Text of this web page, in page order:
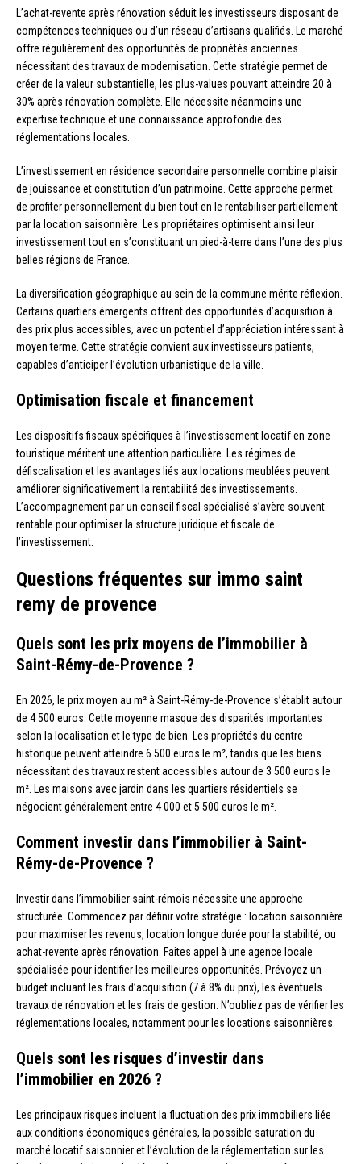
L’achat-revente après rénovation séduit les investisseurs disposant de
compétences techniques ou d’un réseau d’artisans qualifiés. Le marché
offre régulièrement des opportunités de propriétés anciennes
nécessitant des travaux de modernisation. Cette stratégie permet de
créer de la valeur substantielle, les plus-values pouvant atteindre 20 à
30% après rénovation complète. Elle nécessite néanmoins une
expertise technique et une connaissance approfondie des
réglementations locales.
L’investissement en résidence secondaire personnelle combine plaisir
de jouissance et constitution d’un patrimoine. Cette approche permet
de profiter personnellement du bien tout en le rentabiliser partiellement
par la location saisonnière. Les propriétaires optimisent ainsi leur
investissement tout en s’constituant un pied-à-terre dans l’une des plus
belles régions de France.
La diversification géographique au sein de la commune mérite réflexion.
Certains quartiers émergents offrent des opportunités d’acquisition à
des prix plus accessibles, avec un potentiel d’appréciation intéressant à
moyen terme. Cette stratégie convient aux investisseurs patients,
capables d’anticiper l’évolution urbanistique de la ville.
Optimisation fiscale et financement
Les dispositifs fiscaux spécifiques à l’investissement locatif en zone
touristique méritent une attention particulière. Les régimes de
défiscalisation et les avantages liés aux locations meublées peuvent
améliorer significativement la rentabilité des investissements.
L’accompagnement par un conseil fiscal spécialisé s’avère souvent
rentable pour optimiser la structure juridique et fiscale de
l’investissement.
Questions fréquentes sur immo saint
remy de provence
Quels sont les prix moyens de l’immobilier à
Saint-Rémy-de-Provence ?
En 2026, le prix moyen au m² à Saint-Rémy-de-Provence s’établit autour
de 4 500 euros. Cette moyenne masque des disparités importantes
selon la localisation et le type de bien. Les propriétés du centre
historique peuvent atteindre 6 500 euros le m², tandis que les biens
nécessitant des travaux restent accessibles autour de 3 500 euros le
m². Les maisons avec jardin dans les quartiers résidentiels se
négocient généralement entre 4 000 et 5 500 euros le m².
Comment investir dans l’immobilier à Saint-
Rémy-de-Provence ?
Investir dans l’immobilier saint-rémois nécessite une approche
structurée. Commencez par définir votre stratégie : location saisonnière
pour maximiser les revenus, location longue durée pour la stabilité, ou
achat-revente après rénovation. Faites appel à une agence locale
spécialisée pour identifier les meilleures opportunités. Prévoyez un
budget incluant les frais d’acquisition (7 à 8% du prix), les éventuels
travaux de rénovation et les frais de gestion. N’oubliez pas de vérifier les
réglementations locales, notamment pour les locations saisonnières.
Quels sont les risques d’investir dans
l’immobilier en 2026 ?
Les principaux risques incluent la fluctuation des prix immobiliers liée
aux conditions économiques générales, la possible saturation du
marché locatif saisonnier et l’évolution de la réglementation sur les